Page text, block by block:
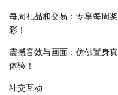
每周礼品和交易：专享每周
彩！
震撼音效与画面：仿佛置身
体验！
社交互动